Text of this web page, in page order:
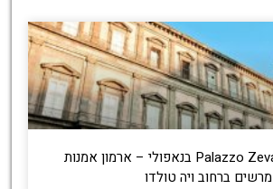
Palazzo Zevallos Stigliano בנאפולי – ארמון אמנות
מרשים ברחוב ויה טולדו